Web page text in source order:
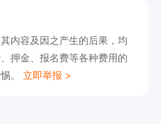
内容及因之产生的后果，均
押金、报名费等各种费用的
。 立即举报 >